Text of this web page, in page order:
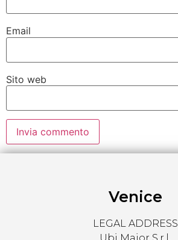
Email
Sito web
Venice
LEGAL ADDRESS